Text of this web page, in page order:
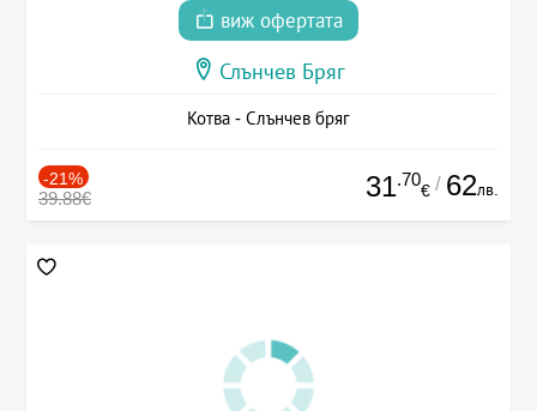
виж офертата
Слънчев Бряг
Котва - Слънчев бряг
-21%
39.88€ 31.70
€ / 62лв.